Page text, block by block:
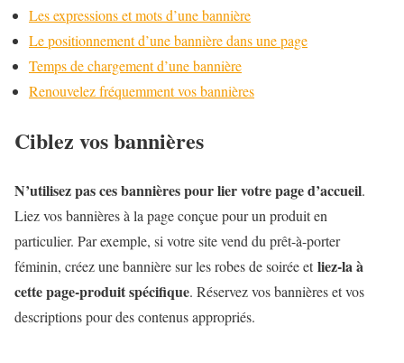
Les expressions et mots d’une bannière
Le positionnement d’une bannière dans une page
Temps de chargement d’une bannière
Renouvelez fréquemment vos bannières
Ciblez vos bannières
N’utilisez pas ces bannières pour lier votre page d’accueil.
Liez vos bannières à la page conçue pour un produit en
particulier. Par exemple, si votre site vend du prêt-à-porter
féminin, créez une bannière sur les robes de soirée etliez-la à
cette page-produit spécifique. Réservez vos bannières et vos
descriptions pour des contenus appropriés.